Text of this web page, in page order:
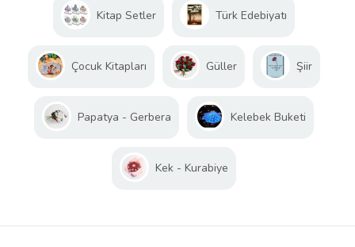
Kitap Setler Türk Edebiyatı
Çocuk Kitapları Güller Şiir
Papatya - Gerbera Kelebek Buketi
Kek - Kurabiye